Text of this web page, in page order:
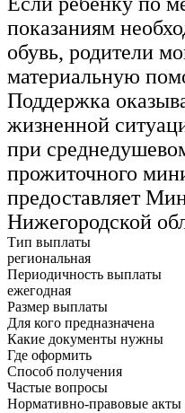
показаниям
обувь, родители
материальную
Поддержка
жизненной
при
прожиточного
предоставляет
Нижегородской
Тип выплаты
региональная
Периодичность выплаты
ежегодная
Размер выплаты
Для кого предназначена
Какие документы нужны
Где оформить
Способ получения
Частые вопросы
Нормативно-правовые акты